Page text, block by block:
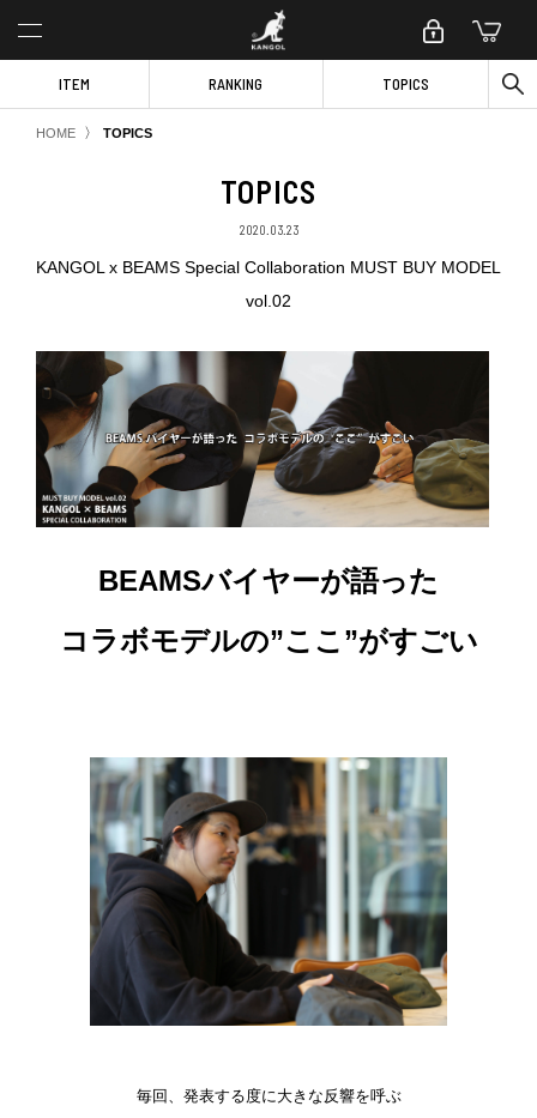
ITEM RANKING TOPICS
HOME 〉 TOPICS
TOPICS
2020.03.23
KANGOL x BEAMS Special Collaboration MUST BUY MODEL
vol.02
BEAMSバイヤーが語った
コラボモデルの”ここ”がすごい
毎回、発表する度に大きな反響を呼ぶ